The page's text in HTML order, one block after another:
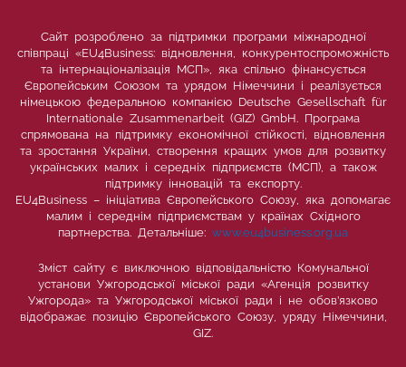
Сайт розроблено за підтримки програми міжнародної
співпраці «EU4Business: відновлення, конкурентоспроможність
та інтернаціоналізація МСП», яка спільно фінансується
Європейським Союзом та урядом Німеччини і реалізується
німецькою федеральною компанією Deutsche Gesellschaft für
Internationale Zusammenarbeit (GIZ) GmbH. Програма
спрямована на підтримку економічної стійкості, відновлення
та зростання України, створення кращих умов для розвитку
українських малих і середніх підприємств (МСП), а також
підтримку інновацій та експорту.
EU4Business – ініціатива Європейського Союзу, яка допомагає
малим і середнім підприємствам у країнах Східного
партнерства. Детальніше: www.eu4business.org.ua
Зміст сайту є виключною відповідальністю Комунальної
установи Ужгородської міської ради «Агенція розвитку
Ужгорода» та Ужгородської міської ради і не обов’язково
відображає позицію Європейського Союзу, уряду Німеччини,
GIZ.